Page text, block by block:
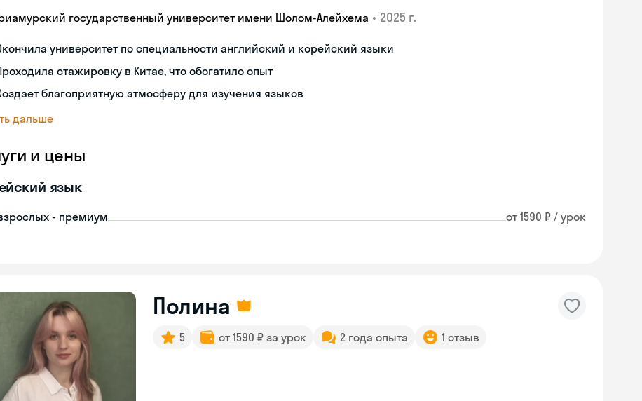
государственный университет имени Шолом-Алейхема • 2025 г.
университет по специальности английский и корейский языки
стажировку в Китае, что обогатило опыт
благоприятную атмосферу для изучения языков
дальше
и цены
язык
- премиум от 1590 ₽ / урок
Полина
5 от 1590 ₽ за урок 2 года опыта 1 отзыв